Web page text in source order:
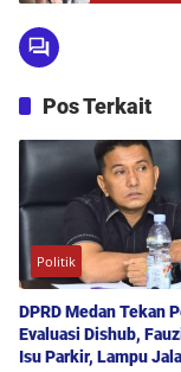
Pos Terkait
Politik
DPRD Medan Tekan
Evaluasi Dishub,
Isu Parkir, Lampu